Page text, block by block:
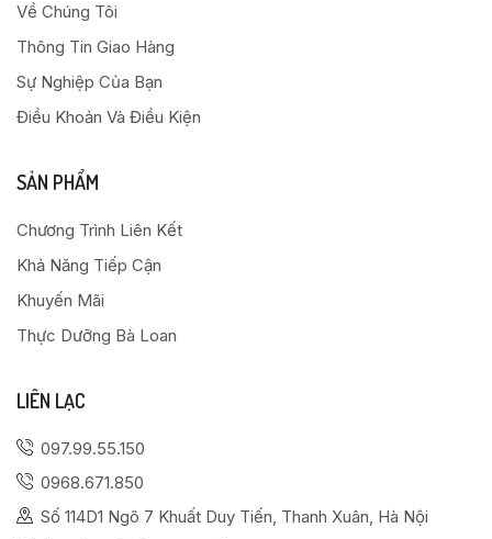
Về Chúng Tôi
Thông Tin Giao Hàng
Sự Nghiệp Của Bạn
Điều Khoản Và Điều Kiện
SẢN PHẨM
Chương Trình Liên Kết
Khả Năng Tiếp Cận
Khuyến Mãi
Thực Dưỡng Bà Loan
LIÊN LẠC
097.99.55.150
0968.671.850
Số 114D1 Ngõ 7 Khuất Duy Tiến, Thanh Xuân, Hà Nội